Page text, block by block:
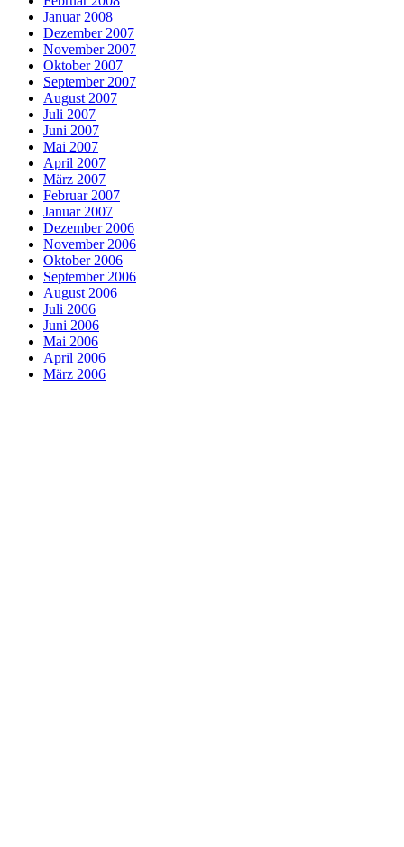
Januar 2008
Dezember 2007
November 2007
Oktober 2007
September 2007
August 2007
Juli 2007
Juni 2007
Mai 2007
April 2007
März 2007
Februar 2007
Januar 2007
Dezember 2006
November 2006
Oktober 2006
September 2006
August 2006
Juli 2006
Juni 2006
Mai 2006
April 2006
März 2006